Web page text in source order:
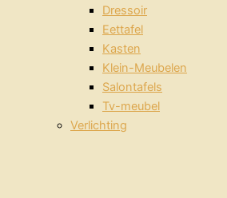
Dressoir
Eettafel
Kasten
Klein-Meubelen
Salontafels
Tv-meubel
Verlichting